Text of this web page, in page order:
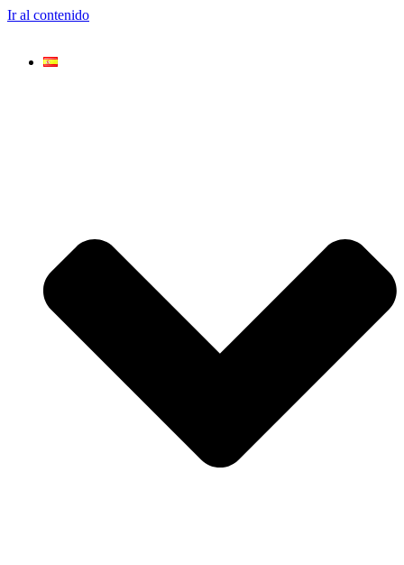
Ir al contenido